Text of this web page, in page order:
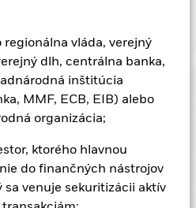
vláda, verejný
dlh, centrálna banka,
inštitúcia
MMF, ECB, EIB) alebo
organizácia;
ktorého hlavnou
do finančných nástrojov
venuje sekuritizácii aktív
Fund
ochrany duševného
v technológiách, vládnym
Investičné riziko je koncentrované
menách alebo
že fond je citlivejší na všetky
USD 3 205 736 725